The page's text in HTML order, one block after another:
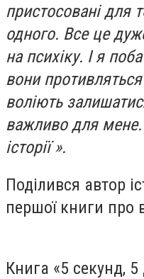
пристосовані для
одного. Все це
на психіку. І я
вони
воліють
важливо для мене.
історії ».
Поділився автор
першої книги про
Книга «5 секунд, 5